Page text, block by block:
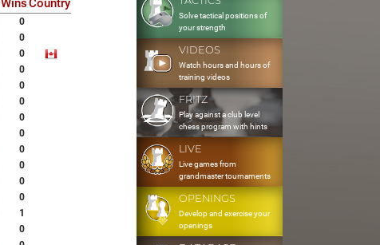
WinsCountry
0
0
0
0
0
0
0
0
0
0
0
0
1
0
Solve tactical positions of
your strength
VIDEOS
Watch hours and hours of
training videos
FRITZ
Play against a club level
chess program with hints
LIVE
Live games from
grandmaster tournaments
OPENINGS
Develop and exercise your
openings